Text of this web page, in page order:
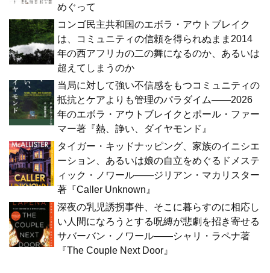
めぐって
コンゴ民主共和国のエボラ・アウトブレイク
は、コミュニティの信頼を得られぬまま2014
年の西アフリカの二の舞になるのか、あるいは
超えてしまうのか
当局に対して強い不信感をもつコミュニティの
抵抗とケアよりも管理のパラダイム――2026
年のエボラ・アウトブレイクとポール・ファー
マー著『熱、諍い、ダイヤモンド』
タイガー・キッドナッピング、家族のイニシエ
ーション、あるいは娘の自立をめぐるドメステ
ィック・ノワール――ジリアン・マカリスター
著『Caller Unknown』
深夜の乳児誘拐事件、そこに暮らすのに相応し
い人間になろうとする呪縛が悲劇を招き寄せる
サバーバン・ノワール――シャリ・ラペナ著
『The Couple Next Door』